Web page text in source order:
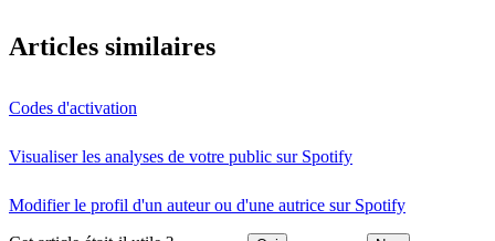
Articles similaires
Codes d'activation
Visualiser les analyses de votre public sur Spotify
Modifier le profil d'un auteur ou d'une autrice sur Spotify